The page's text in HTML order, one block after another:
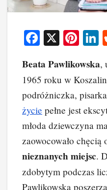
F
c
e
b
o
o
k
X
Pi
er
e
st
k
e
n
Beata Pawlikowska,
1965 roku w
podróżniczka,
życie pełne jest
młoda dziewczyna
zaowocowało chęcią
nieznanych miejsc.
zdobytym podczas
Pawlikowska